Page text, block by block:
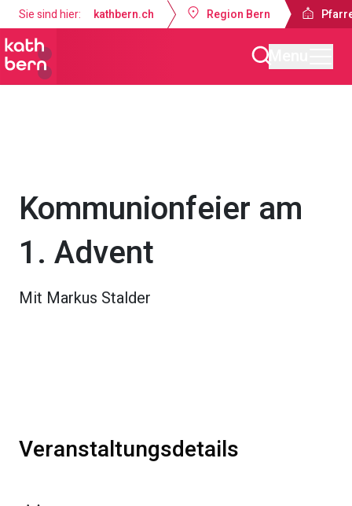
Sie sind hier: kathbern.ch Region Bern
Kommunionfeier am
1. Advent
Mit Markus Stalder
Veranstaltungsdetails